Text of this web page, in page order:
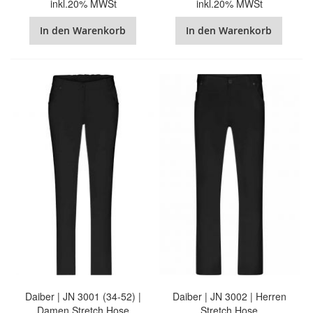
inkl.20% MWSt
In den Warenkorb
inkl.20% MWSt
In den Warenkorb
Daiber | JN 3001 (34-52) |
Damen Stretch Hose
Daiber | JN 3002 | Herren
Stretch Hose